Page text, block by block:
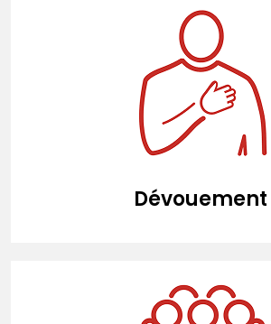
Dévouement